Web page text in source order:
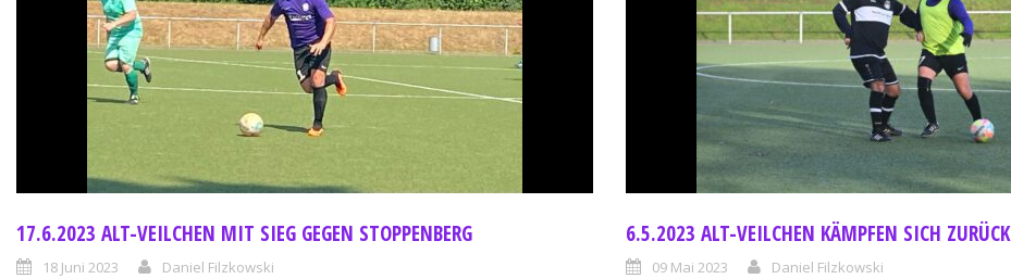
17.6.2023 ALT-VEILCHEN MIT SIEG GEGEN STOPPENBERG
18 Juni 2023 Daniel Filzkowski
6.5.2023 ALT-VEILCHEN KÄMPFEN SICH ZURÜCK
09 Mai 2023 Daniel Filzkowski